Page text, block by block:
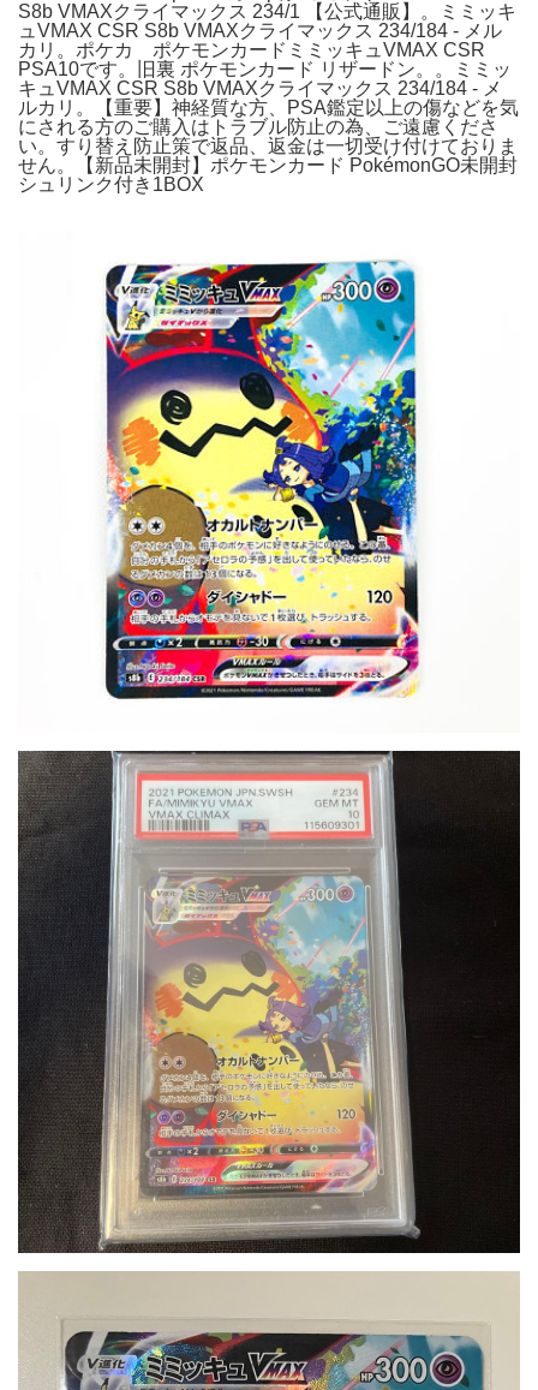
S8b VMAXクライマックス 234/1 【公式通販】。ミミッキ
ュVMAX CSR S8b VMAXクライマックス 234/184 - メル
カリ。ポケカ ポケモンカードミミッキュVMAX CSR
PSA10です。旧裏 ポケモンカード リザードン。。ミミッ
キュVMAX CSR S8b VMAXクライマックス 234/184 - メ
ルカリ。【重要】神経質な方、PSA鑑定以上の傷などを気
にされる方のご購入はトラブル防止の為、ご遠慮くださ
い。すり替え防止策で返品、返金は一切受け付けておりま
せん。【新品未開封】ポケモンカード PokémonGO未開封
シュリンク付き1BOX